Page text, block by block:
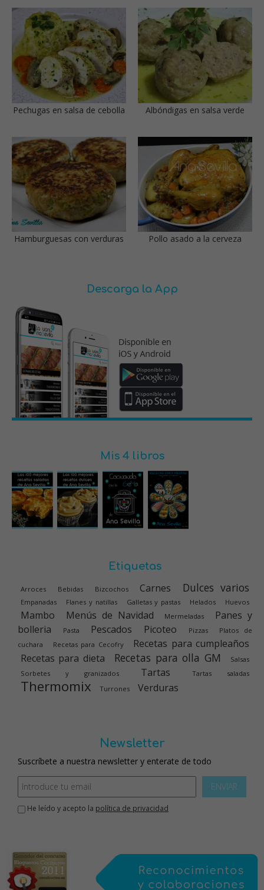
Pechugas en salsa de cebolla Albóndigas en salsa verde
Hamburguesas con verduras Pollo asado a la cerveza
Descarga la App
Mis 4 libros
Etiquetas
Arroces Bebidas Bizcochos Carnes Dulces varios
Empanadas Flanes y natillas Galletas y pastas Helados Huevos
Mambo Menús de Navidad Mermeladas
Panes y
bolleria
Pasta Pescados Picoteo Pizzas
Platos de
cuchara
Recetas para Cecofry
Recetas para cumpleaños
Recetas para dieta
Recetas para olla GM
Salsas
Sorbetes y granizados
Tartas Tartas saladas
Thermomix Turrones Verduras
Newsletter
Suscríbete a nuestra newsletter y enterate de todo
ENVIAR
He leído y acepto la política de privacidad